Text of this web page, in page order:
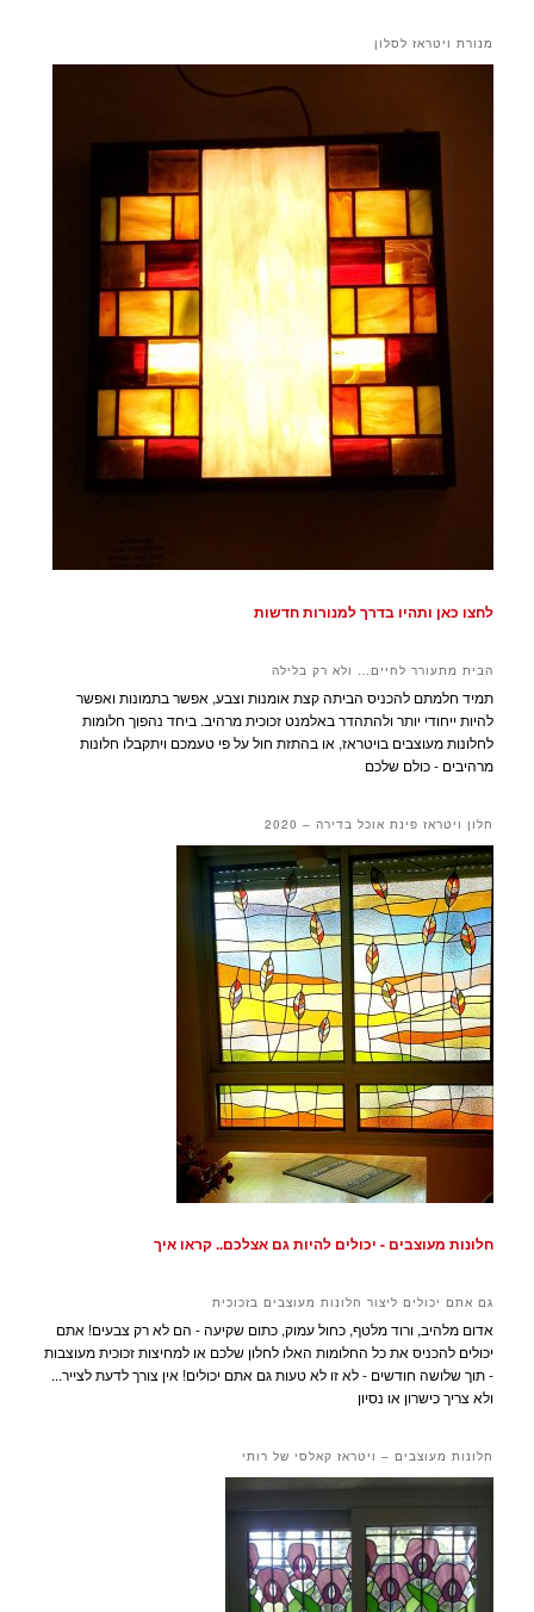
מנורת ויטראז לסלון
לחצו כאן ותהיו בדרך למנורות חדשות
הבית מתעורר לחיים… ולא רק בלילה
תמיד חלמתם להכניס הביתה קצת אומנות וצבע, אפשר בתמונות ואפשר
להיות ייחודי יותר ולהתהדר באלמנט זכוכית מרהיב. ביחד נהפוך חלומות
לחלונות מעוצבים בויטראז, או בהתזת חול על פי טעמכם ויתקבלו חלונות
מרהיבים - כולם שלכם
חלון ויטראז פינת אוכל בדירה – 2020
חלונות מעוצבים - יכולים להיות גם אצלכם.. קראו איך
גם אתם יכולים ליצור חלונות מעוצבים בזכוכית
אדום מלהיב, ורוד מלטף, כחול עמוק, כתום שקיעה - הם לא רק צבעים! אתם
יכולים להכניס את כל החלומות האלו לחלון שלכם או למחיצות זכוכית מעוצבות
- תוך שלושה חודשים - לא זו לא טעות גם אתם יכולים! אין צורך לדעת לצייר...
ולא צריך כישרון או נסיון
חלונות מעוצבים – ויטראז קאלסי של רותי